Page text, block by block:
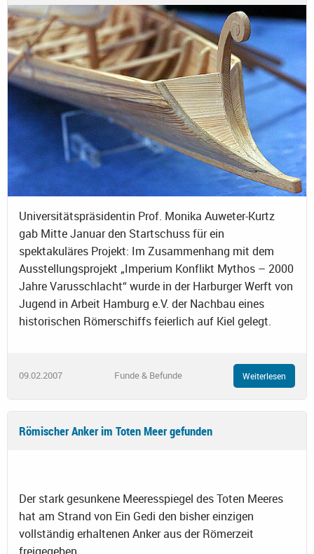
Universitätspräsidentin Prof. Monika Auweter-Kurtz
gab Mitte Januar den Startschuss für ein
spektakuläres Projekt: Im Zusammenhang mit dem
Ausstellungsprojekt „Imperium Konflikt Mythos – 2000
Jahre Varusschlacht“ wurde in der Harburger Werft von
Jugend in Arbeit Hamburg e.V. der Nachbau eines
historischen Römerschiffs feierlich auf Kiel gelegt.
09.02.2007 Funde & Befunde Weiterlesen
Römischer Anker im Toten Meer gefunden
Der stark gesunkene Meeresspiegel des Toten Meeres
hat am Strand von Ein Gedi den bisher einzigen
vollständig erhaltenen Anker aus der Römerzeit